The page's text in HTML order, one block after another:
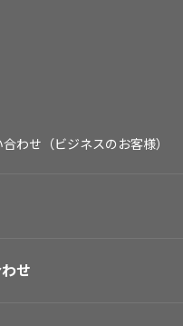
わせ（ビジネスのお客様）
せ